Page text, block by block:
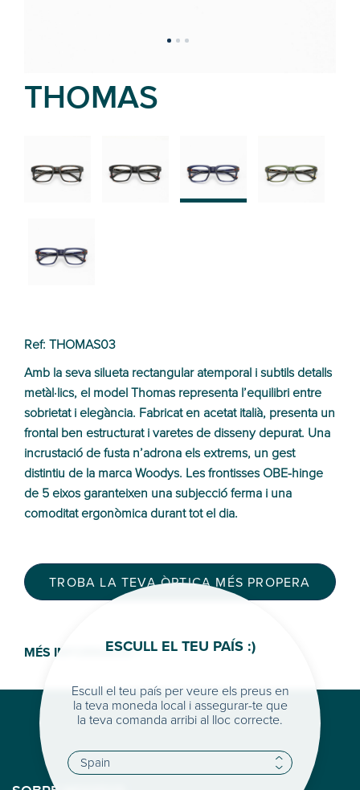
THOMAS
Ref: THOMAS03
Amb la seva silueta rectangular atemporal i subtils detalls
metàl·lics, el model Thomas representa l’equilibri entre
sobrietat i elegància. Fabricat en acetat italià, presenta un
frontal ben estructurat i varetes de disseny depurat. Una
incrustació de fusta n’adrona els extrems, un gest
distintiu de la marca Woodys. Les frontisses OBE-hinge
de 5 eixos garanteixen una subjecció ferma i una
comoditat ergonòmica durant tot el dia.
TROBA LA TEVA ÒPTICA MÉS PROPERA
MÉS INFORMACIÓ >ESCULL EL TEU PAÍS :)
Escull el teu país per veure els preus en
la teva moneda local i assegurar-te que
la teva comanda arribi al lloc correcte.